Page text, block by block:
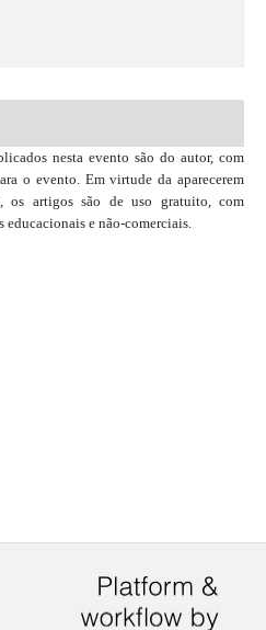
nesta evento são do autor, com
o evento. Em virtude da aparecerem
os artigos são de uso gratuito, com
e não-comerciais.